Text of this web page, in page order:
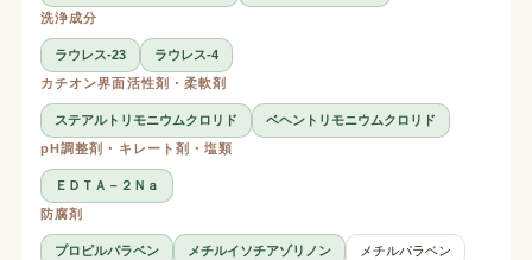
洗浄成分
ラウレス-23
ラウレス-4
カチオン界面活性剤・柔軟剤
ステアルトリモニウムクロリド
ベヘントリモニウムクロリド
pH調整剤・キレート剤・塩類
ＥＤＴＡ－２Ｎａ
防腐剤
プロピルパラベン メチルイソチアゾリノン
メチルパラベン